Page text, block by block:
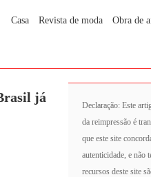
Casa Revista de moda Obra de
já
Declaração: Este
da reimpressão é
que este site
autenticidade, e não
recursos deste site